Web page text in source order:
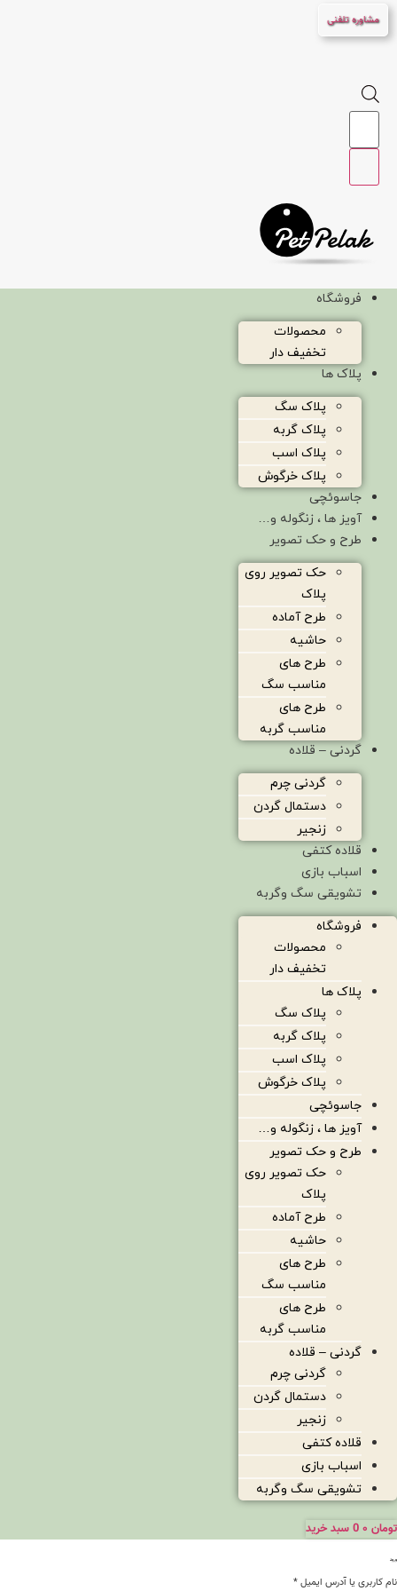
پرش
به
مشاوره تلفنی
Products
فروشگاه
محصولات
تخفیف دار
پلاک ها
پلاک سگ
پلاک گربه
پلاک اسب
پلاک خرگوش
جاسوئچی
آویز ها ، زنگوله و…
طرح و حک تصویر
حک تصویر روی
پلاک
طرح آماده
حاشیه
طرح های
مناسب سگ
طرح های
مناسب گربه
گردنی – قلاده
گردنی چرم
دستمال گردن
زنجیر
قلاده کتفی
اسباب بازی
تشویقی سگ وگربه
فروشگاه
محصولات
تخفیف دار
پلاک ها
پلاک سگ
پلاک گربه
پلاک اسب
پلاک خرگوش
جاسوئچی
آویز ها ، زنگوله و…
طرح و حک تصویر
حک تصویر روی
پلاک
طرح آماده
حاشیه
طرح های
مناسب سگ
طرح های
مناسب گربه
گردنی – قلاده
گردنی چرم
دستمال گردن
زنجیر
قلاده کتفی
اسباب بازی
تشویقی سگ وگربه
تومان 0 سبد خرید
ورود
نام کاربری یا آدرس ایمیل*